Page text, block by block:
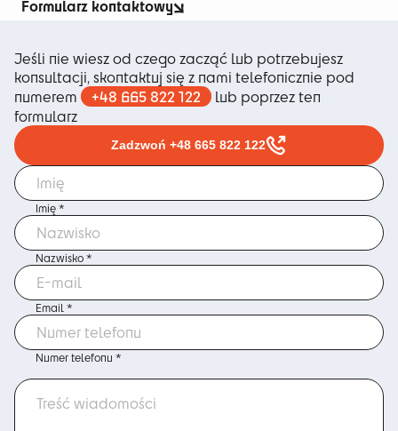
na
stronie
produktu
Formularz kontaktowy
Jeśli nie wiesz od czego zacząć lub potrzebujesz
konsultacji, skontaktuj się z nami telefonicznie pod
numerem
+48 665 822 122
lub poprzez ten
formularz
Zadzwoń +48 665 822 122
Imię *
Nazwisko *
Email *
Numer telefonu *